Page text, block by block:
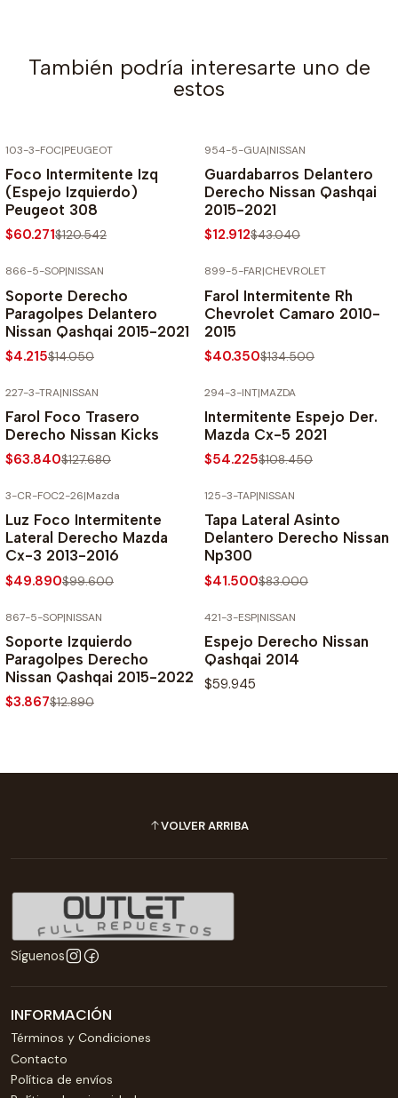
También podría interesarte uno de
estos
103-3-FOC|PEUGEOT
Foco Intermitente Izq
(Espejo Izquierdo)
Peugeot 308
$60.271$120.542
954-5-GUA|NISSAN
Guardabarros Delantero
Derecho Nissan Qashqai
2015-2021
$12.912$43.040
866-5-SOP|NISSAN
Soporte Derecho
Paragolpes Delantero
Nissan Qashqai 2015-2021
$4.215$14.050
899-5-FAR|CHEVROLET
Farol Intermitente Rh
Chevrolet Camaro 2010-
2015
$40.350$134.500
227-3-TRA|NISSAN
Farol Foco Trasero
Derecho Nissan Kicks
$63.840$127.680
294-3-INT|MAZDA
Intermitente Espejo Der.
Mazda Cx-5 2021
$54.225$108.450
3-CR-FOC2-26|Mazda
Luz Foco Intermitente
Lateral Derecho Mazda
Cx-3 2013-2016
$49.890$99.600
125-3-TAP|NISSAN
Tapa Lateral Asinto
Delantero Derecho Nissan
Np300
$41.500$83.000
867-5-SOP|NISSAN
Soporte Izquierdo
Paragolpes Derecho
Nissan Qashqai 2015-2022
$3.867$12.890
421-3-ESP|NISSAN
Espejo Derecho Nissan
Qashqai 2014
$59.945
VOLVER ARRIBA
Síguenos
INFORMACIÓN
Términos y Condiciones
Contacto
Política de envíos